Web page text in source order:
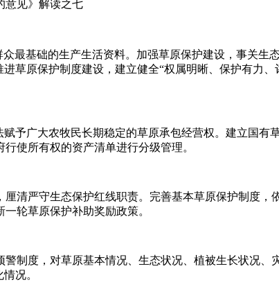
意见》解读之七
基础的生产生活资料。加强草原保护建设，事关生
草原保护制度建设，建立健全“权属明晰、保护有力
广大农牧民长期稳定的草原承包经营权。建立国有
使所有权的资产清单进行分级管理。
严守生态保护红线职责。完善基本草原保护制度，
轮草原保护补助奖励政策。
度，对草原基本情况、生态状况、植被生长状况、
况。